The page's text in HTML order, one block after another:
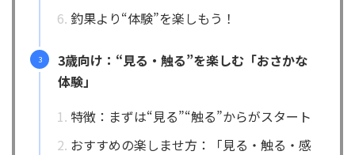
釣果より“体験”を楽しもう！
3歳向け：“見る・触る”を楽しむ「おさかな
体験」
特徴：まずは“見る”“触る”からがスタート
おすすめの楽しませ方：「見る・触る・感